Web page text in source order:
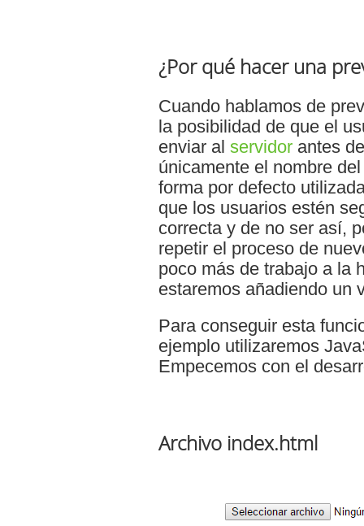
¿Por qué hacer una
Cuando hablamos de
la posibilidad de que el
enviar al servidor antes
únicamente el nombre
forma por defecto
que los usuarios estén
correcta y de no ser así,
repetir el proceso de
poco más de trabajo a la
estaremos añadiendo un
Para conseguir esta
ejemplo utilizaremos
Empecemos con el
Archivo index.html